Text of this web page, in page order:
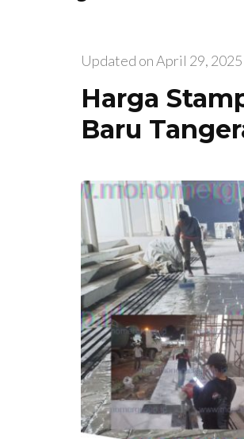
Updated onApril 29, 2025
Harga
Baru